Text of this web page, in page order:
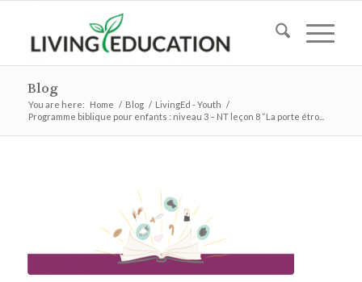
Blog
You are here: Home / Blog / LivingEd - Youth /
Programme biblique pour enfants : niveau 3 – NT leçon 8 “La porte étro...